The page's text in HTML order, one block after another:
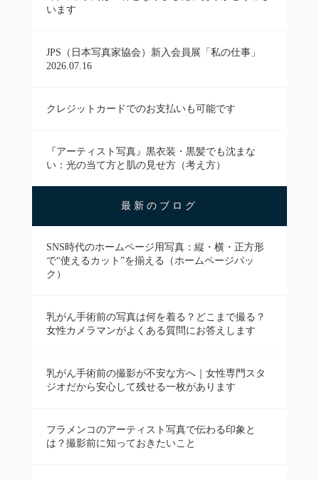
います
JPS（日本写真家協会）新入会員展「私の仕事」
2026.07.16
クレジットカードでのお支払いも可能です
『アーティスト写真』黒衣装・黒髪でも沈まな
い：光の当て方と肌の見せ方（考え方）
最新のブログ
SNS時代のホームページ用写真：縦・横・正方形
で“使えるカット”を揃える（ホームページパッ
ク）
乳がん手術前の写真は何を着る？どこまで撮る？
女性カメラマンがよくある質問にお答えします
乳がん手術前の撮影が不安な方へ｜女性専門スタ
ジオだから安心して残せる一枚があります
フラメンコのアーティスト写真で伝わる印象と
は？撮影前に知っておきたいこと